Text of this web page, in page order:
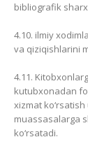
bibliografik
4.10. ilmiy
va qiziqishlarini
4.11.
kutubxonadan
xizmat
muassasalarga
ko‘rsatadi.